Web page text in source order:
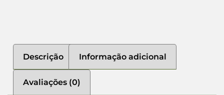
Descrição Informação adicional
Avaliações (0)